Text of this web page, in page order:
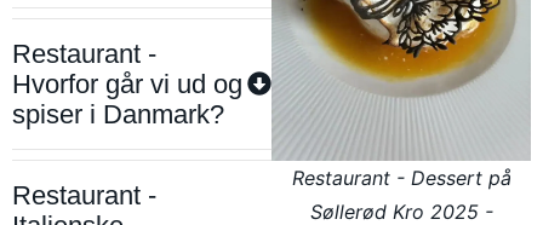
Restaurant -
Hvorfor går vi ud og
spiser i Danmark?
Restaurant -
Restaurant - Dessert på
Søllerød Kro 2025 -